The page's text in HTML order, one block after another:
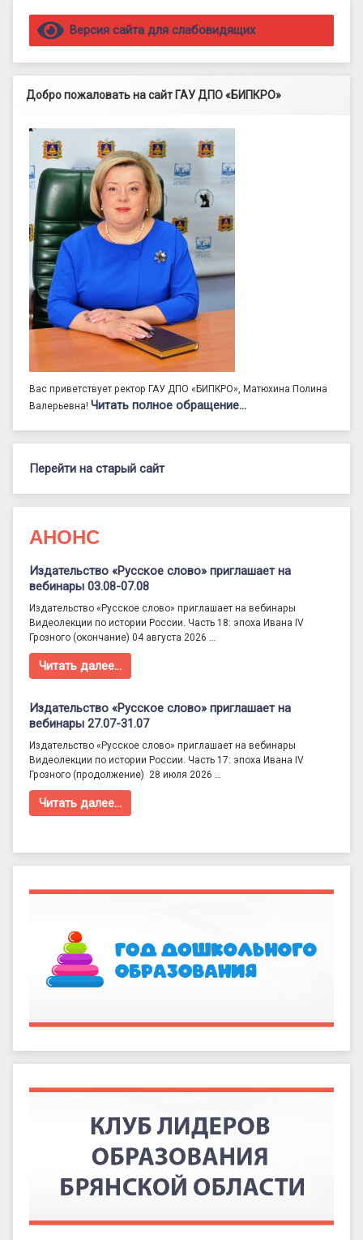
Правый сайдбар
Версия сайта для слабовидящих
Добро пожаловать на сайт ГАУ ДПО «БИПКРО»
Вас приветствует ректор ГАУ ДПО «БИПКРО», Матюхина Полина
Валерьевна! Читать полное обращение…
Перейти на старый сайт
АНОНС
Издательство «Русское слово» приглашает на
вебинары 03.08-07.08
Издательство «Русское слово» приглашает на вебинары
Видеолекции по истории России. Часть 18: эпоха Ивана IV
Грозного (окончание) 04 августа 2026 …
Читать далее…
Издательство «Русское слово» приглашает на
вебинары 27.07-31.07
Издательство «Русское слово» приглашает на вебинары
Видеолекции по истории России. Часть 17: эпоха Ивана IV
Грозного (продолжение) 28 июля 2026 …
Читать далее…